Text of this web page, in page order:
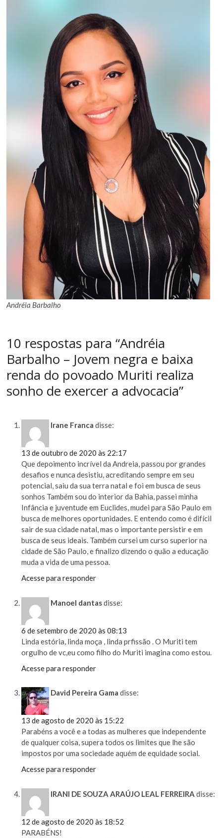
Andréia Barbalho
10 respostas para “Andréia
Barbalho – Jovem negra e baixa
renda do povoado Muriti realiza
sonho de exercer a advocacia”
Irane Franca disse:
13 de outubro de 2020 às 22:17
Que depoimento incrível da Andreia, passou por grandes
desafios e nunca desistiu, acreditando sempre em seu
potencial, saiu da sua terra natal e foi em busca de seus
sonhos Também sou do interior da Bahia, passei minha
Infância e juventude em Euclides, mudei para São Paulo em
busca de melhores oportunidades. E entendo como é difícil
sair de sua cidade natal, mas o importante persistir e em
busca de seus ideais. Também cursei um curso superior na
cidade de São Paulo, e finalizo dizendo o quão a educação
muda a vida de uma pessoa.
Acesse para responder
Manoel dantasdisse:
6 de setembro de 2020 às 08:13
Linda estória, linda moça , linda prfissão . O Muriti tem
orgulho de vc,eu como filho do Muriti imagina como estou.
Acesse para responder
David Pereira Gama disse:
13 de agosto de 2020 às 15:22
Parabéns a você e a todas as mulheres que independente
de qualquer coisa, supera todos os limites que lhe são
impostos por uma sociedade aquém de equidade social.
Acesse para responder
IRANI DE SOUZA ARAÚJO LEAL FERREIRA disse:
12 de agosto de 2020 às 18:52
PARABÉNS!